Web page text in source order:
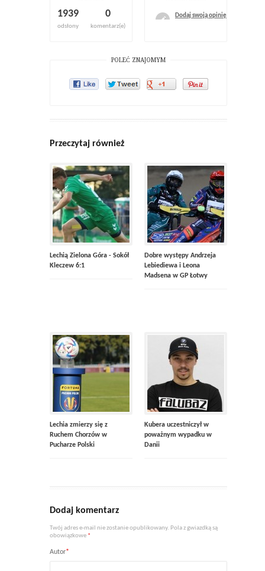
1939
odsłony
0
komentarz(e)
Dodaj swoją opinię
POLEĆ ZNAJOMYM
Przeczytaj również
Lechią Zielona Góra - Sokół
Kleczew 6:1
Dobre występy Andrzeja
Lebiediewa i Leona
Madsena w GP Łotwy
Lechia zmierzy się z
Ruchem Chorzów w
Pucharze Polski
Kubera uczestniczył w
poważnym wypadku w
Danii
Dodaj komentarz
Twój adres e-mail nie zostanie opublikowany. Pola z gwiazdką są
obowiązkowe *
Autor*